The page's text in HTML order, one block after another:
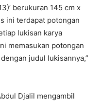
berukuran 145 cm x
ini terdapat potongan
lukisan karya
memasukan potongan
judul lukisannya,”
Djalil mengambil